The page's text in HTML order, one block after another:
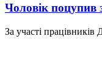
Чоловік поцупив
За участі